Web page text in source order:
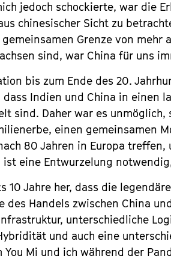
jedoch schockierte, war die
chinesischer Sicht zu
Grenze von
sind, war China für uns
bis zum Ende des 20.
dass Indien und China in einen
sind. Daher war es
einen gemeinsamen
80 Jahren in Europa
eine Entwurzelung
10 Jahre her, dass die
des Handels zwischen China
unterschiedliche
und auch eine
You Mi und ich während der